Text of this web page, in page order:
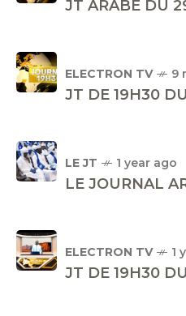
JT ARABE DU
ELECTRON TV 9
JT DE 19H30
LE JT 1 year ago
LE JOURNAL
ELECTRON TV 1
JT DE 19H30